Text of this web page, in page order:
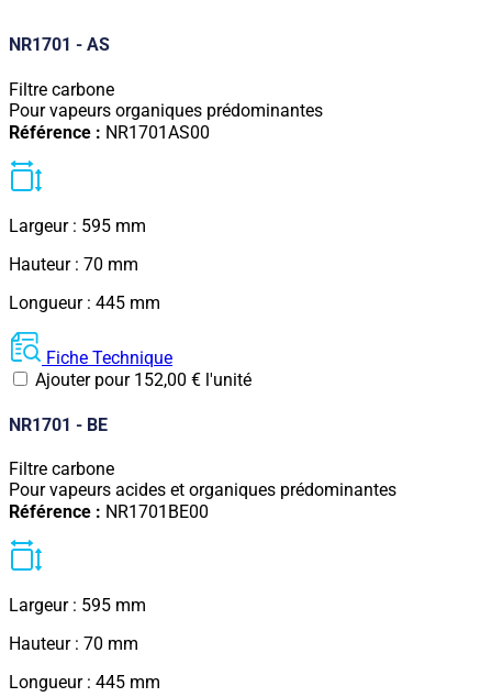
NR1701 - AS
Filtre carbone
Pour vapeurs organiques prédominantes
Référence : NR1701AS00
Largeur : 595 mm
Hauteur : 70 mm
Longueur : 445 mm
Fiche Technique
Ajouter pour 152,00 € l'unité
NR1701 - BE
Filtre carbone
Pour vapeurs acides et organiques prédominantes
Référence : NR1701BE00
Largeur : 595 mm
Hauteur : 70 mm
Longueur : 445 mm